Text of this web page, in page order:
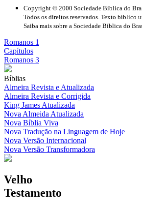
Copyright © 2000 Sociedade Bíblica do
Todos os direitos reservados. Texto bíblico
Saiba mais sobre a Sociedade Bíblica do
Romanos 1
Capítulos
Romanos 3
Bíblias
Almeira Revista e Atualizada
Almeira Revista e Corrigida
King James Atualizada
Nova Almeida Atualizada
Nova Bíblia Viva
Nova Tradução na Linguagem de Hoje
Nova Versão Internacional
Nova Versão Transformadora
Velho
Testamento